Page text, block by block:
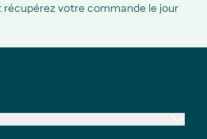
votre commande le jour